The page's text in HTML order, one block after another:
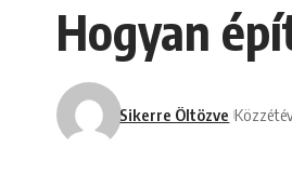
Hogyan
Sikerre Öltözve